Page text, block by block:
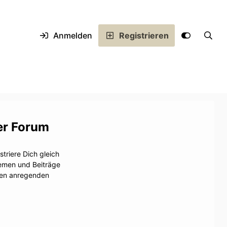
Anmelden Registrieren
Forum
Dich gleich
und Beiträge
anregenden